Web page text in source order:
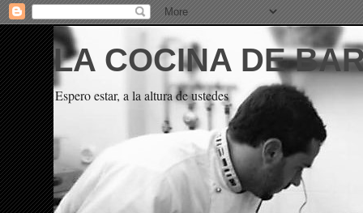
LA COCINA DE
Espero estar, a la altura de ustedes